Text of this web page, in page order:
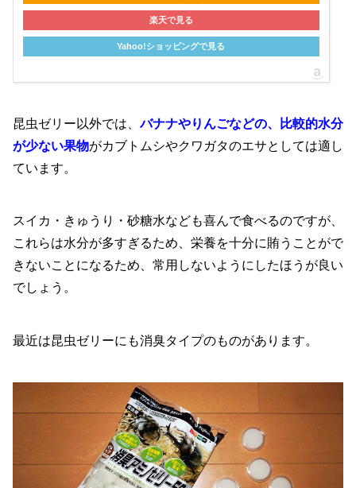
楽天で見る
Yahoo!ショッピングで見る
昆虫ゼリー以外では、バナナやりんごなどの、比較的水分
が少ない果物がカブトムシやクワガタのエサとしては適し
ています。
スイカ・きゅうり・砂糖水なども喜んで食べるのですが、
これらは水分が多すぎるため、栄養を十分に賄うことがで
きないことになるため、常用しないようにしたほうが良い
でしょう。
最近は昆虫ゼリーにも消臭タイプのものがあります。